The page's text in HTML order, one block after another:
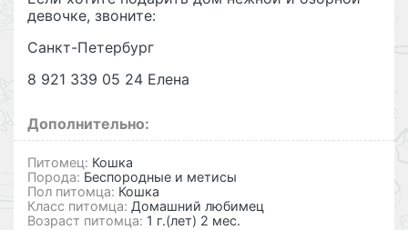
девочке, звоните:
Санкт-Петербург
8 921 339 05 24 Елена
Дополнительно:
Питомец: Кошка
Порода: Беспородные и метисы
Пол питомца: Кошка
Класс питомца: Домашний любимец
Возраст питомца: 1 г.(лет) 2 мес.